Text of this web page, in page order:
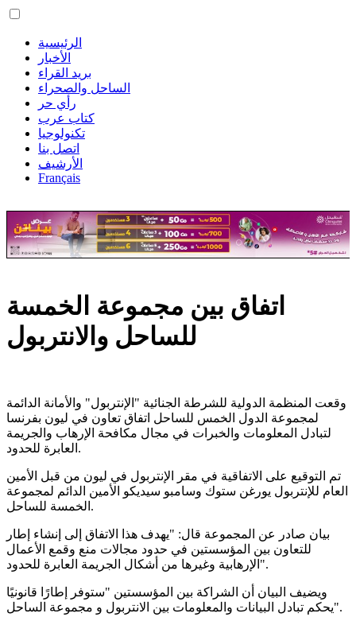
الرئيسية
الأخبار
بريد القراء
الساحل والصحراء
رأي حر
كتاب عرب
تكنولوجيا
اتصل بنا
الأرشيف
Français
اتفاق بين مجموعة الخمسة
للساحل والانتربول
وقعت المنظمة الدولية للشرطة الجنائية "الإنتربول" والأمانة الدائمة
لمجموعة الدول الخمس للساحل اتفاق تعاون في ليون بفرنسا
لتبادل المعلومات والخبرات في مجال مكافحة الإرهاب والجريمة
العابرة للحدود.
تم التوقيع على الاتفاقية في مقر الإنتربول في ليون من قبل الأمين
العام للإنتربول يورغن ستوك وسامبو سيديكو الأمين الدائم لمجموعة
الخمسة للساحل.
بيان صادر عن المجموعة قال: "يهدف هذا الاتفاق إلى إنشاء إطار
للتعاون بين المؤسستين في حدود مجالات منع وقمع الأعمال
الإرهابية وغيرها من أشكال الجريمة العابرة للحدود".
ويضيف البيان أن الشراكة بين المؤسستين "ستوفر إطارًا قانونيًا
يحكم تبادل البيانات والمعلومات بين الانتربول و مجموعة الساحل".